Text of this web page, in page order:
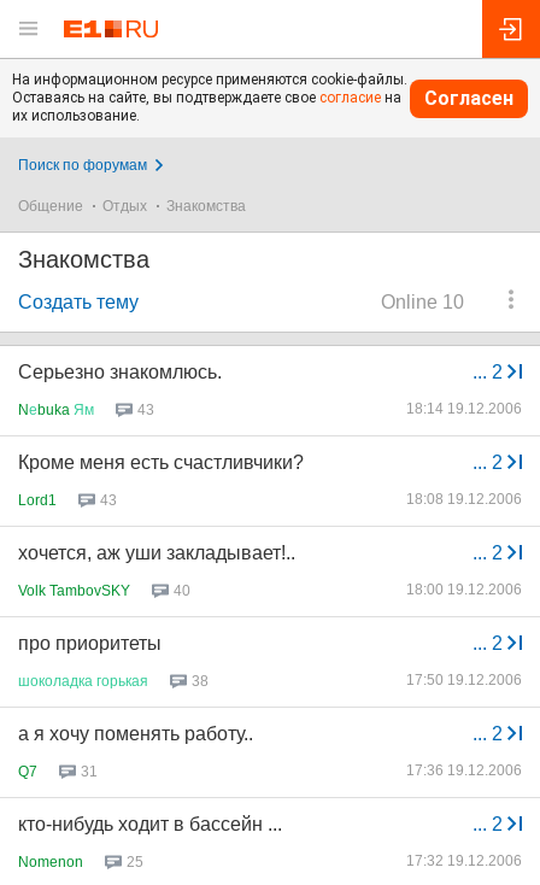
На информационном ресурсе применяются cookie-файлы.
Оставаясь на сайте, вы подтверждаете свое согласие на
их использование.
Согласен
Поиск по форумам
Общение Отдых Знакомства
Знакомства
Online 10
Создать тему
... 2
Серьезно знакомлюсь.
Nеbuka Ям 43 18:14 19.12.2006
... 2
Кроме меня есть счастливчики?
Lord1 43 18:08 19.12.2006
... 2
хочется, аж уши закладывает!..
Volk TambovSKY 40 18:00 19.12.2006
... 2
про приоритеты
шоколадка горькая 38 17:50 19.12.2006
... 2
а я хочу поменять работу..
Q7 31 17:36 19.12.2006
... 2
кто-нибудь ходит в бассейн ...
Nomenon 25 17:32 19.12.2006